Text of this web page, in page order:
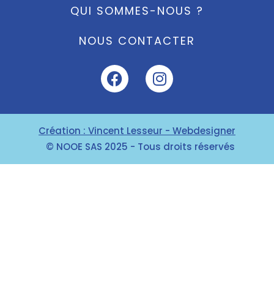
QUI SOMMES-NOUS ?
NOUS CONTACTER
Création : Vincent Lesseur - Webdesigner
© NOOE SAS 2025 - Tous droits réservés